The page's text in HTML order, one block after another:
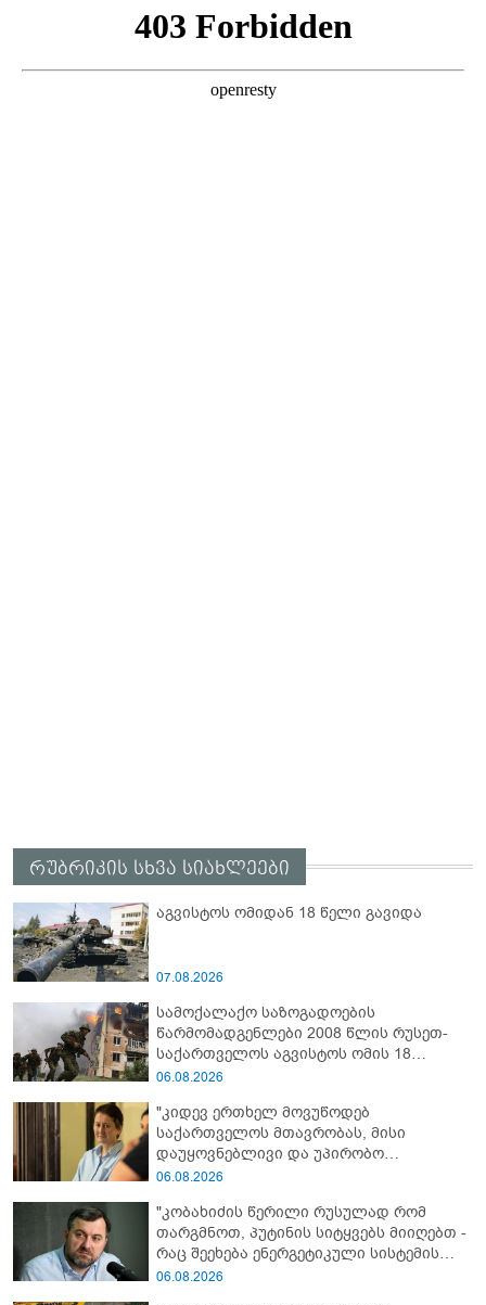
რუბრიკის სხვა სიახლეები
აგვისტოს ომიდან 18 წელი გავიდა
07.08.2026
სამოქალაქო საზოგადოების
წარმომადგენლები 2008 წლის რუსეთ-
საქართველოს აგვისტოს ომის 18
წლისთავთან დაკავშირებით ერთობლივ
06.08.2026
"კიდევ ერთხელ მოვუწოდებ
საქართველოს მთავრობას, მისი
დაუყოვნებლივი და უპირობო
გათავისუფლებისკენ" - რას წერს ეუთო-ს
06.08.2026
"კობახიძის წერილი რუსულად რომ
თარგმნოთ, პუტინის სიტყვებს მიიღებთ -
რაც შეეხება ენერგეტიკული სისტემის
პრობლემას, ნამდვილად ვაპირებ
06.08.2026